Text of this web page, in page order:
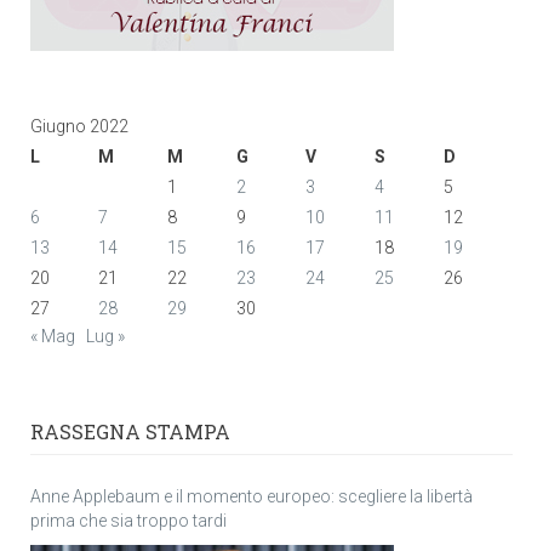
Giugno 2022
L
M M G V S
D
1
2 3 4
5
6
7 8 9 10 11
12
13
14 15 16 17 18
19
20
21 22 23 24 25
26
27
28 29
30
« Mag
Lug »
RASSEGNA STAMPA
Anne Applebaum e il momento europeo: scegliere la libertà
prima che sia troppo tardi